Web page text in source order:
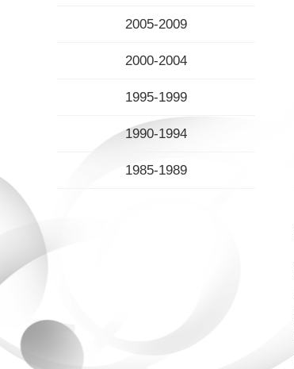
2005-2009
2000-2004
1995-1999
1990-1994
1985-1989